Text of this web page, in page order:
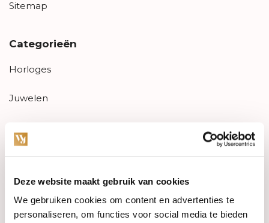
Deze website maakt gebruik van cookies
We gebruiken cookies om content en advertenties te
personaliseren, om functies voor social media te bieden
Sitemap
Categorieën
Horloges
Juwelen
PRE-OWNED
Luxe Accessoires
Informatie